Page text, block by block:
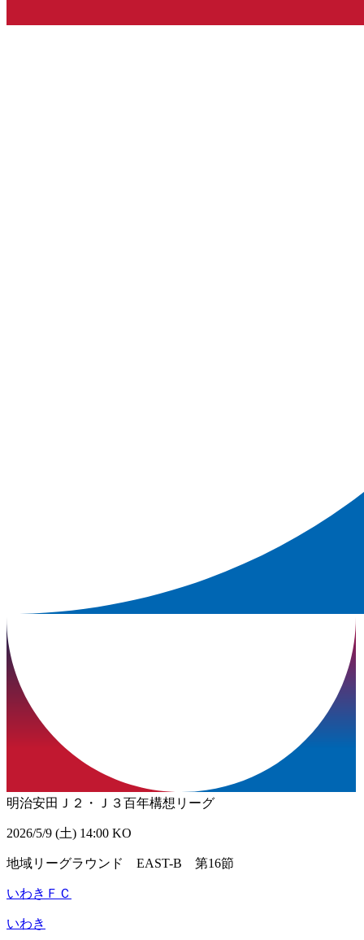
明治安田Ｊ２・Ｊ３百年構想リーグ
2026/5/9 (土) 14:00 KO
地域リーグラウンド EAST-B 第16節
いわきＦＣ
いわき